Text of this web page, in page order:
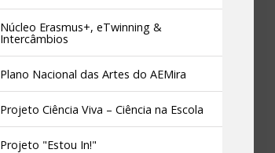
Núcleo Erasmus+, eTwinning &
Intercâmbios
Plano Nacional das Artes do AEMira
Projeto Ciência Viva – Ciência na Escola
Projeto "Estou In!"